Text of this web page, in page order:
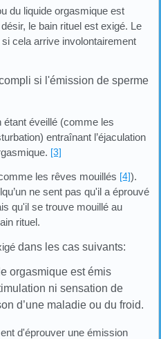
du liquide orgasmique est
le bain rituel est exigé. Le
cela arrive involontairement
si l'émission de sperme
étant éveillé (comme les
entraînant l’éjaculation
[3]
les rêves mouillés [4]).
ne sent pas qu'il a éprouvé
qu'il se trouve mouillé au
rituel.
dans les cas suivants:
orgasmique est émis
ni sensation de
d’une maladie ou du froid.
d'éprouver une émission